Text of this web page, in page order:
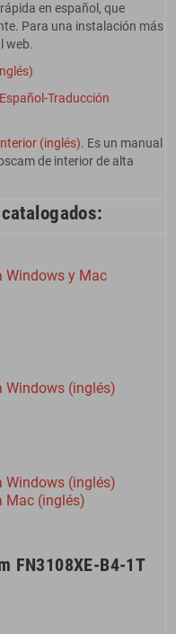
en español, que
Para una instalación más
web.
Traducción
(inglés). Es un manual
de interior de alta
Windows y Mac
Windows (inglés)
Windows (inglés)
Mac (inglés)
FN3108XE-B4-1T